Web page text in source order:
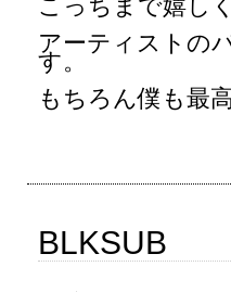
こっちまで嬉し
アーティストの
す。
もちろん僕も最
BLKSUB